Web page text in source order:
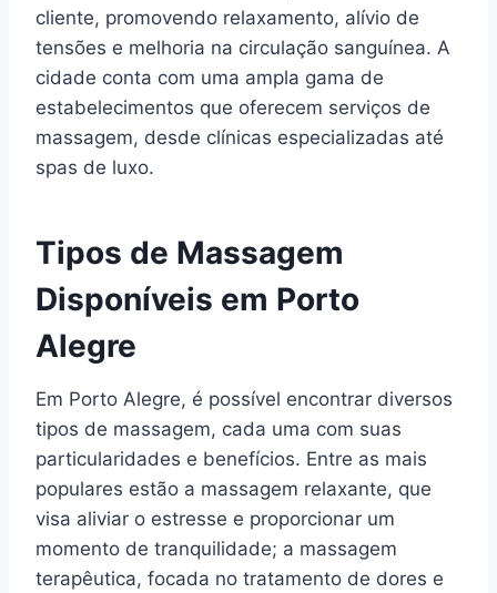
cliente, promovendo relaxamento, alívio de
tensões e melhoria na circulação sanguínea. A
cidade conta com uma ampla gama de
estabelecimentos que oferecem serviços de
massagem, desde clínicas especializadas até
spas de luxo.
Tipos de Massagem
Disponíveis em Porto
Alegre
Em Porto Alegre, é possível encontrar diversos
tipos de massagem, cada uma com suas
particularidades e benefícios. Entre as mais
populares estão a massagem relaxante, que
visa aliviar o estresse e proporcionar um
momento de tranquilidade; a massagem
terapêutica, focada no tratamento de dores e